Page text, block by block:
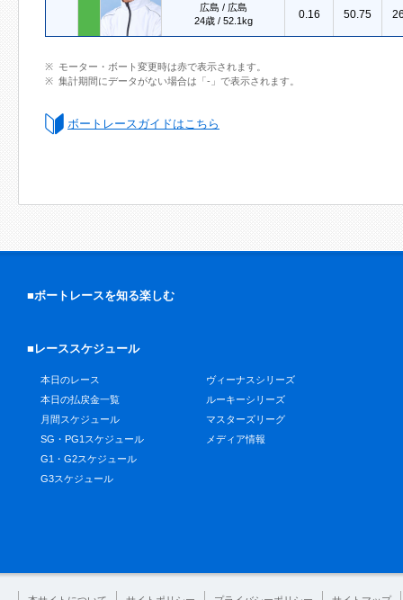
広島 / 広島
24歳 / 52.1kg
0.16
50.75
モーター・ボート変更時は赤で表示されます。
集計期間にデータがない場合は「-」で表示されます。
ボートレースガイドはこちら
■ボートレースを知る楽しむ
■レーススケジュール
本日のレース
本日の払戻金一覧
月間スケジュール
SG・PG1スケジュール
G1・G2スケジュール
G3スケジュール
ヴィーナスシリーズ
ルーキーシリーズ
マスターズリーグ
メディア情報